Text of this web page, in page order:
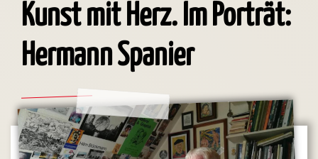
Kunst mit Herz. Im Porträt:
Hermann Spanier